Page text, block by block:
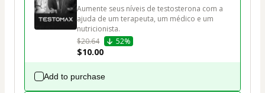
Aumente seus níveis de testosterona com a
ajuda de um terapeuta, um médico e um
nutricionista.
$20.64
52%
$10.00
Add to purchase